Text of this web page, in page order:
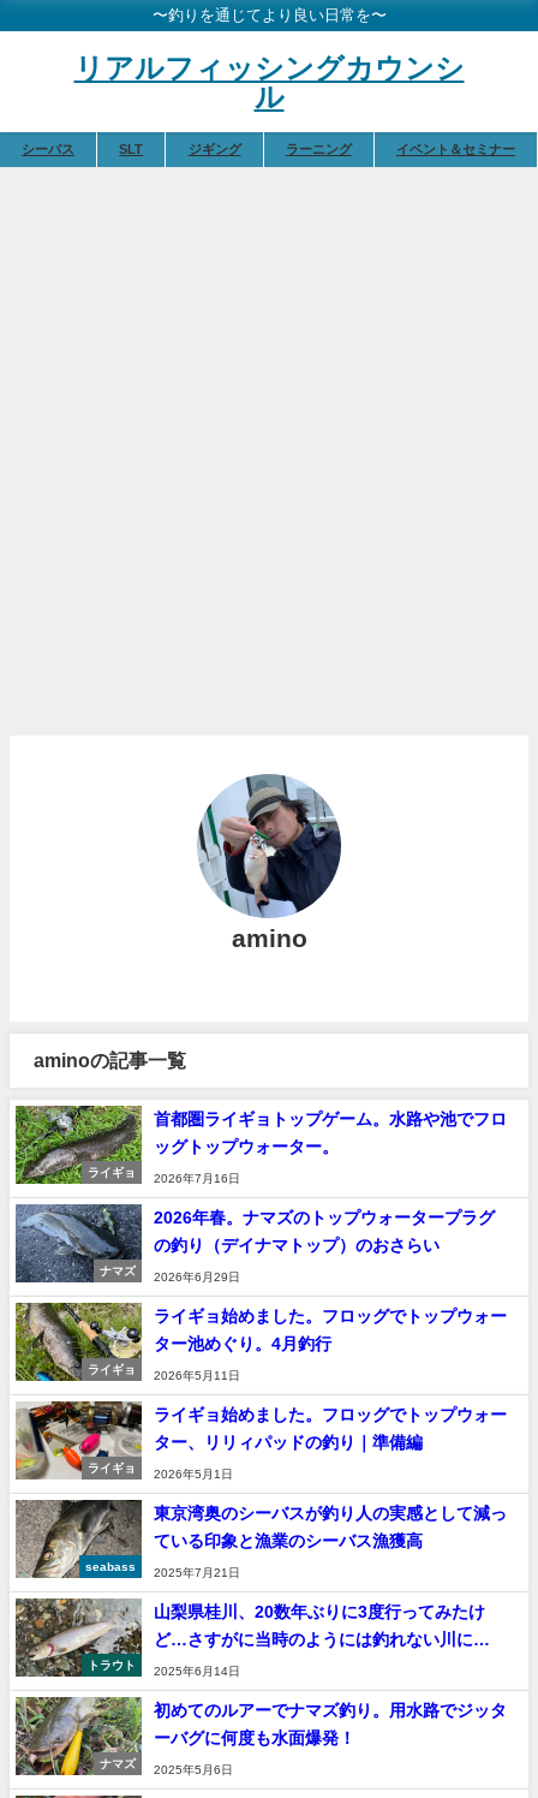
〜釣りを通じてより良い日常を〜
リアルフィッシングカウンシ
ル
シーバス SLT ジギング ラーニング イベント＆セミナー
amino
aminoの記事一覧
ライギョ
首都圏ライギョトップゲーム。水路や池でフロ
ッグトップウォーター。
2026年7月16日
ナマズ
2026年春。ナマズのトップウォータープラグ
の釣り（デイナマトップ）のおさらい
2026年6月29日
ライギョ
ライギョ始めました。フロッグでトップウォー
ター池めぐり。4月釣行
2026年5月11日
ライギョ
ライギョ始めました。フロッグでトップウォー
ター、リリィパッドの釣り｜準備編
2026年5月1日
seabass
東京湾奥のシーバスが釣り人の実感として減っ
ている印象と漁業のシーバス漁獲高
2025年7月21日
トラウト
山梨県桂川、20数年ぶりに3度行ってみたけ
ど…さすがに当時のようには釣れない川に…
2025年6月14日
ナマズ
初めてのルアーでナマズ釣り。用水路でジッタ
ーバグに何度も水面爆発！
2025年5月6日